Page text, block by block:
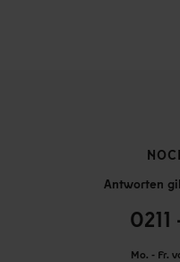
Antworten
Mo. - Fr.